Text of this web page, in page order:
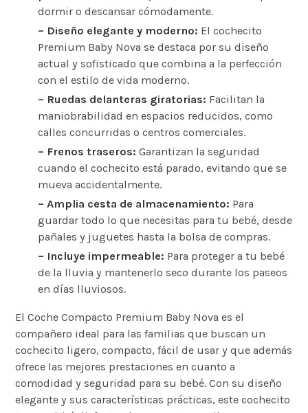
dormir o descansarcómodamente.
– Diseño elegante y moderno: El cochecito
Premium Baby Nova se destaca por su diseño
actual y sofisticado que combina a la perfección
con el estilo de vida moderno.
– Ruedas delanteras giratorias: Facilitan la
maniobrabilidad en espacios reducidos, como
calles concurridas o centros comerciales.
– Frenos traseros: Garantizan la seguridad
cuando el cochecito está parado, evitando que se
mueva accidentalmente.
– Amplia cesta de almacenamiento: Para
guardar todo lo que necesitas para tu bebé, desde
pañales y juguetes hasta la bolsa de compras.
– Incluye impermeable: Para proteger a tu bebé
de la lluvia y mantenerlo seco durante los paseos
en días lluviosos.
El Coche Compacto Premium Baby Nova es el
compañero ideal para las familias que buscan un
cochecito ligero, compacto, fácil de usar y que además
ofrece las mejores prestaciones en cuanto a
comodidad y seguridad para su bebé.Con su diseño
elegante y sus características prácticas, este cochecito